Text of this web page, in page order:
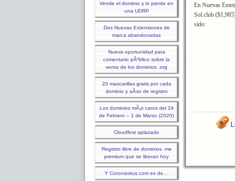
Vende el dominio y lo pierde en
una UDRP
Dos Nuevas Extensiones de
marca abandonadas
Nueva oportunidad para
comentario pÃºblico sobre la
venta de los dominios .org
20 mascarillas gratis por cada
dominio y aÃ±o de registro
Los dominios mÃ¡s caros del 24
de Febrero – 1 de Marzo (2020)
Cloudfest aplazado
Registro libre de dominios .me
premium que se liberan hoy
Y Coronavirus.com es de…
En Nuevas
Sol.club
sido: